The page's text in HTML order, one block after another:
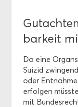
bar­keit
Da eine
Sui­zid
oder
er­fol­gen
mit